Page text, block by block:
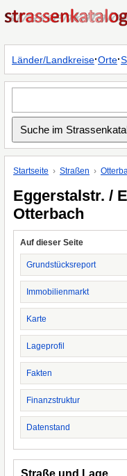
Länder/Landkreise·Orte·
Startseite Straßen
Eggerstalstr. /
Otterbach
Auf dieser Seite
Grundstücksreport
Immobilienmarkt
Karte
Lageprofil
Fakten
Finanzstruktur
Datenstand
Straße und Lage